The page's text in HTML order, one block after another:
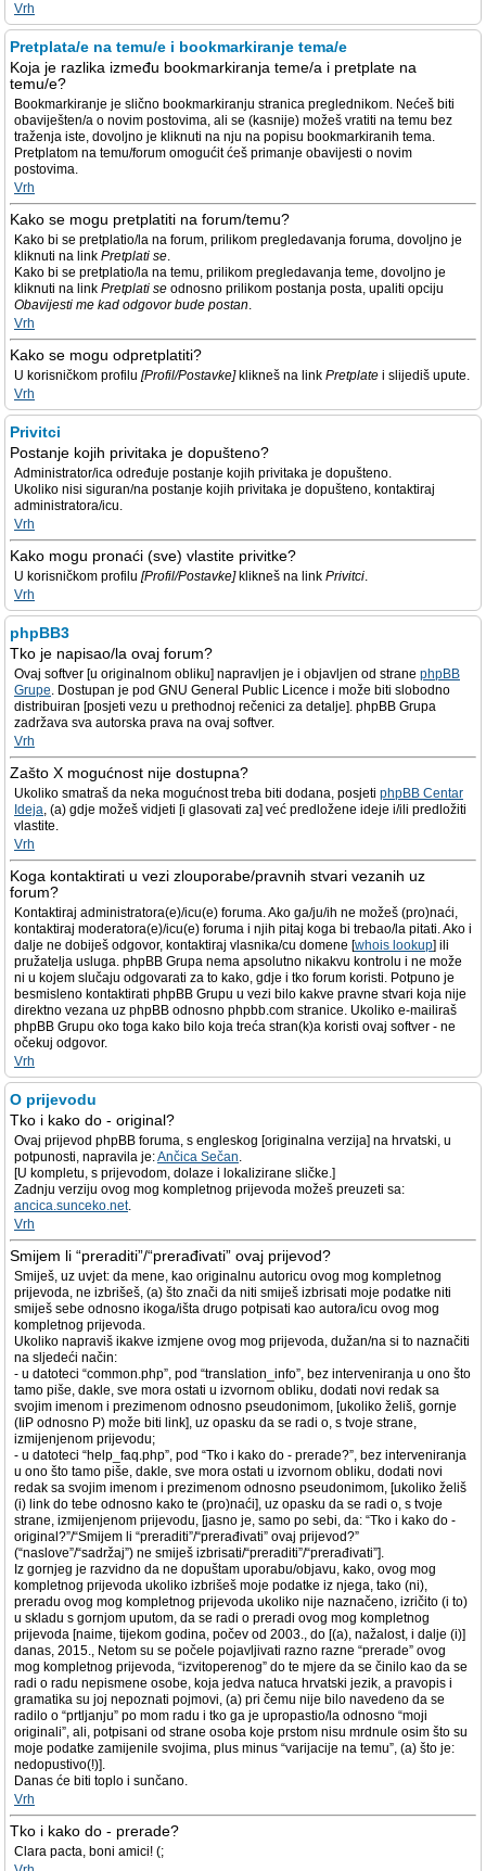
Vrh
Pretplata/e na temu/e i bookmarkiranje tema/e
Koja je razlika između bookmarkiranja teme/a i pretplate na
temu/e?
Bookmarkiranje je slično bookmarkiranju stranica preglednikom. Nećeš biti
obaviješten/a o novim postovima, ali se (kasnije) možeš vratiti na temu bez
traženja iste, dovoljno je kliknuti na nju na popisu bookmarkiranih tema.
Pretplatom na temu/forum omogućit ćeš primanje obavijesti o novim
postovima.
Vrh
Kako se mogu pretplatiti na forum/temu?
Kako bi se pretplatio/la na forum, prilikom pregledavanja foruma, dovoljno je
kliknuti na link Pretplati se.
Kako bi se pretplatio/la na temu, prilikom pregledavanja teme, dovoljno je
kliknuti na link Pretplati se odnosno prilikom postanja posta, upaliti opciju
Obavijesti me kad odgovor bude postan.
Vrh
Kako se mogu odpretplatiti?
U korisničkom profilu [Profil/Postavke]klikneš na link Pretplate i slijediš upute.
Vrh
Privitci
Postanje kojih privitaka je dopušteno?
Administrator/ica određuje postanje kojih privitaka je dopušteno.
Ukoliko nisi siguran/na postanje kojih privitaka je dopušteno, kontaktiraj
administratora/icu.
Vrh
Kako mogu pronaći (sve) vlastite privitke?
U korisničkom profilu [Profil/Postavke]klikneš na link Privitci.
Vrh
phpBB3
Tko je napisao/la ovaj forum?
Ovaj softver [u originalnom obliku] napravljen je i objavljen od strane phpBB
Grupe. Dostupan je pod GNU General Public Licence i može biti slobodno
distribuiran [posjeti vezu u prethodnoj rečenici za detalje]. phpBB Grupa
zadržava sva autorska prava na ovaj softver.
Vrh
Zašto X mogućnost nije dostupna?
Ukoliko smatraš da neka mogućnost treba biti dodana, posjeti phpBB Centar
Ideja, (a) gdje možeš vidjeti [i glasovati za] već predložene ideje i/ili predložiti
vlastite.
Vrh
Koga kontaktirati u vezi zlouporabe/pravnih stvari vezanih uz
forum?
Kontaktiraj administratora(e)/icu(e) foruma. Ako ga/ju/ih ne možeš (pro)naći,
kontaktiraj moderatora(e)/icu(e) foruma i njih pitaj koga bi trebao/la pitati. Ako i
dalje ne dobiješ odgovor, kontaktiraj vlasnika/cu domene [whois lookup] ili
pružatelja usluga. phpBB Grupa nema apsolutno nikakvu kontrolu i ne može
ni u kojem slučaju odgovarati za to kako, gdje i tko forum koristi. Potpuno je
besmisleno kontaktirati phpBB Grupu u vezi bilo kakve pravne stvari koja nije
direktno vezana uz phpBB odnosno phpbb.com stranice. Ukoliko e-mailiraš
phpBB Grupu oko toga kako bilo koja treća stran(k)a koristi ovaj softver - ne
očekuj odgovor.
Vrh
O prijevodu
Tko i kako do - original?
Ovaj prijevod phpBB foruma, s engleskog [originalna verzija] na hrvatski, u
potpunosti, napravila je:Ančica Sečan.
[U kompletu, s prijevodom, dolaze i lokalizirane sličke.]
Zadnju verziju ovog mog kompletnog prijevoda možeš preuzeti sa:
ancica.sunceko.net.
Vrh
Smijem li “preraditi”/“prerađivati” ovaj prijevod?
Smiješ, uz uvjet: da mene, kao originalnu autoricu ovog mog kompletnog
prijevoda, ne izbrišeš, (a) što znači da niti smiješ izbrisati moje podatke niti
smiješ sebe odnosno ikoga/išta drugo potpisati kao autora/icu ovog mog
kompletnog prijevoda.
Ukoliko napraviš ikakve izmjene ovog mog prijevoda, dužan/na si to naznačiti
na sljedeći način:
- u datoteci “common.php”, pod “translation_info”, bez interveniranja u ono što
tamo piše, dakle, sve mora ostati u izvornom obliku, dodati novi redak sa
svojim imenom i prezimenom odnosno pseudonimom, [ukoliko želiš, gornje
(IiP odnosno P) može biti link], uz opasku da se radi o, s tvoje strane,
izmijenjenom prijevodu;
- u datoteci “help_faq.php”, pod “Tko i kako do - prerade?”, bez interveniranja
u ono što tamo piše, dakle, sve mora ostati u izvornom obliku, dodati novi
redak sa svojim imenom i prezimenom odnosno pseudonimom, [ukoliko želiš
(i) link do tebe odnosno kako te (pro)naći], uz opasku da se radi o, s tvoje
strane, izmijenjenom prijevodu, [jasno je, samo po sebi, da: “Tko i kako do -
original?”/“Smijem li “preraditi”/“prerađivati” ovaj prijevod?”
(“naslove”/“sadržaj”) ne smiješ izbrisati/“preraditi”/“prerađivati”].
Iz gornjeg je razvidno da ne dopuštam uporabu/objavu, kako, ovog mog
kompletnog prijevoda ukoliko izbrišeš moje podatke iz njega, tako (ni),
preradu ovog mog kompletnog prijevoda ukoliko nije naznačeno, izričito (i to)
u skladu s gornjom uputom, da se radi o preradi ovog mog kompletnog
prijevoda [naime, tijekom godina, počev od 2003., do [(a), nažalost, i dalje (i)]
danas, 2015., Netom su se počele pojavljivati razno razne “prerade” ovog
mog kompletnog prijevoda, “izvitoperenog” do te mjere da se činilo kao da se
radi o radu nepismene osobe, koja jedva natuca hrvatski jezik, a pravopis i
gramatika su joj nepoznati pojmovi, (a) pri čemu nije bilo navedeno da se
radilo o “prtljanju” po mom radu i tko ga je upropastio/la odnosno “moji
originali”, ali, potpisani od strane osoba koje prstom nisu mrdnule osim što su
moje podatke zamijenile svojima, plus minus “varijacije na temu”, (a) što je:
nedopustivo(!)].
Danas će biti toplo i sunčano.
Vrh
Tko i kako do - prerade?
Clara pacta, boni amici! (;